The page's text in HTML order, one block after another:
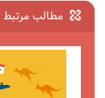
مطالب مرتبط